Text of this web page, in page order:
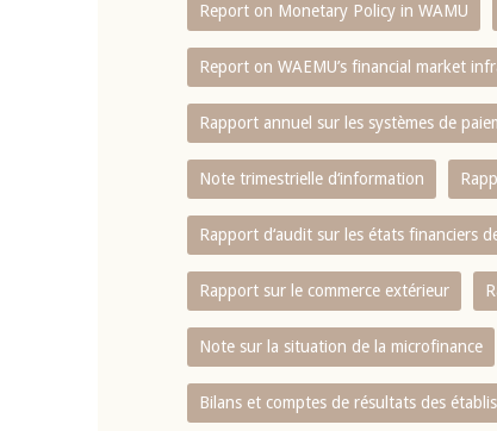
Report on Monetary Policy in WAMU
Report on WAEMU’s financial market
Rapport annuel sur les systèmes de
Note trimestrielle d‘information
Rapport d‘audit sur les états financiers
Rapport sur le commerce extérieur
Note sur la situation de la microfinance
Bilans et comptes de résultats des